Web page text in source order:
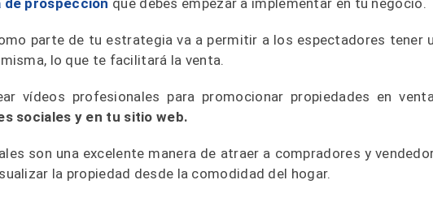
prospección que debes empezar a implementar en tu negocio.
parte de tu estrategia va a permitir a los espectadores tener
lo que te facilitará la venta.
vídeos profesionales para promocionar propiedades en
sociales y en tu sitio web.
son una excelente manera de atraer a compradores y
la propiedad desde la comodidad del hogar.